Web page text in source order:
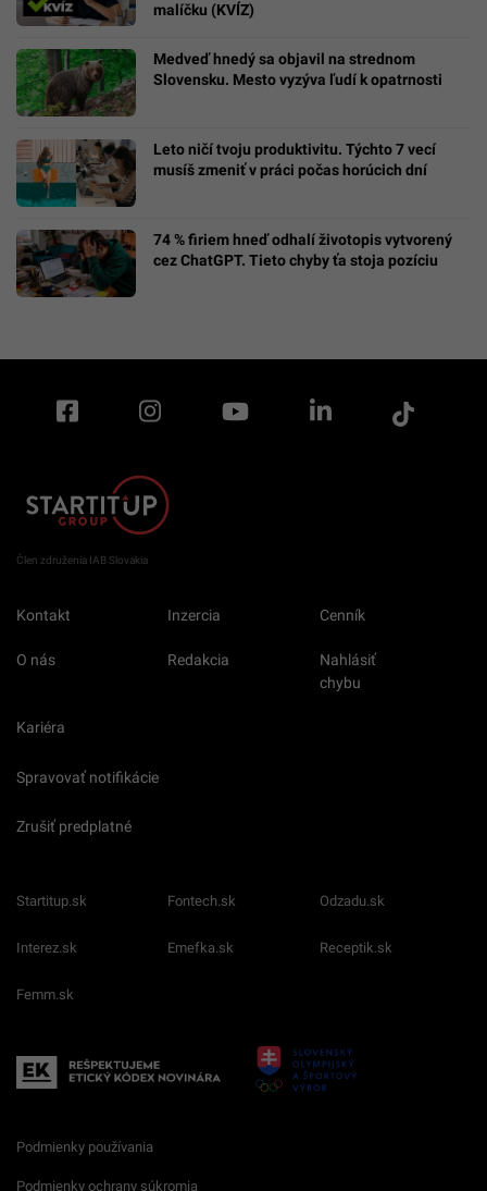
malíčku (KVÍZ)
Medveď hnedý sa objavil na strednom
Slovensku. Mesto vyzýva ľudí k opatrnosti
Leto ničí tvoju produktivitu. Týchto 7 vecí
musíš zmeniť v práci počas horúcich dní
74 % firiem hneď odhalí životopis vytvorený
cez ChatGPT. Tieto chyby ťa stoja pozíciu
Člen združenia IAB Slovakia
Kontakt Inzercia Cenník
O nás Redakcia
Nahlásiť
chybu
Kariéra
Spravovať notifikácie
Zrušiť predplatné
Startitup.sk Fontech.sk Odzadu.sk
Interez.sk Emefka.sk Receptik.sk
Femm.sk
Podmienky používania
Podmienky ochrany súkromia